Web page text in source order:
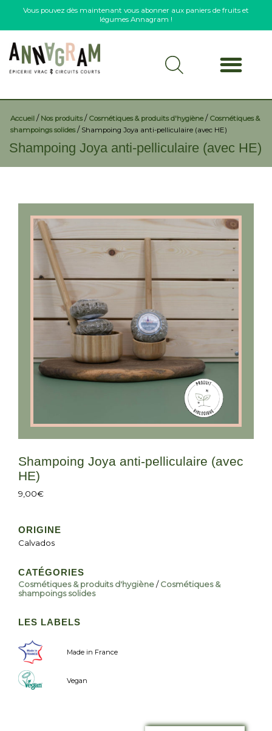
Accueil / Nos produits/ Cosmétiques & produits d'hygiène/ Cosmétiques &
shampoings solides/ Shampoing Joya anti-pelliculaire (avec HE)
Shampoing Joya anti-pelliculaire (avec HE)
Shampoing Joya anti-pelliculaire (avec
HE)
9,00€
ORIGINE
Calvados
CATÉGORIES
Cosmétiques & produits d'hygiène/Cosmétiques &
shampoings solides
LES LABELS
Made in France
Vegan
Vous pouvez dès maintenant vous abonner aux paniers de fruits et
légumes Annagram !